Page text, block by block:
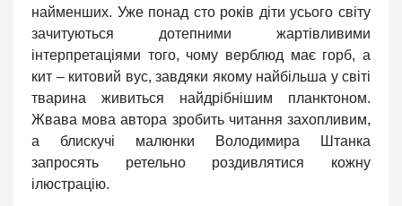
найменших. Уже понад сто років діти усього світу
зачитуються дотепними жартівливими
інтерпретаціями того, чому верблюд має горб, а
кит – китовий вус, завдяки якому найбільша у світі
тварина живиться найдрібнішим планктоном.
Жвава мова автора зробить читання захопливим,
а блискучі малюнки Володимира Штанка
запросять ретельно роздивлятися кожну
ілюстрацію.